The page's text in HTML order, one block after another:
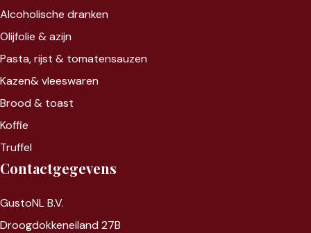
Alcoholische dranken
Olijfolie & azijn
Pasta, rijst & tomatensauzen
Kazen&vleeswaren
Brood & toast
Koffie
Truffel
Contactgegevens
GustoNL B.V.
Droogdokkeneiland 27B